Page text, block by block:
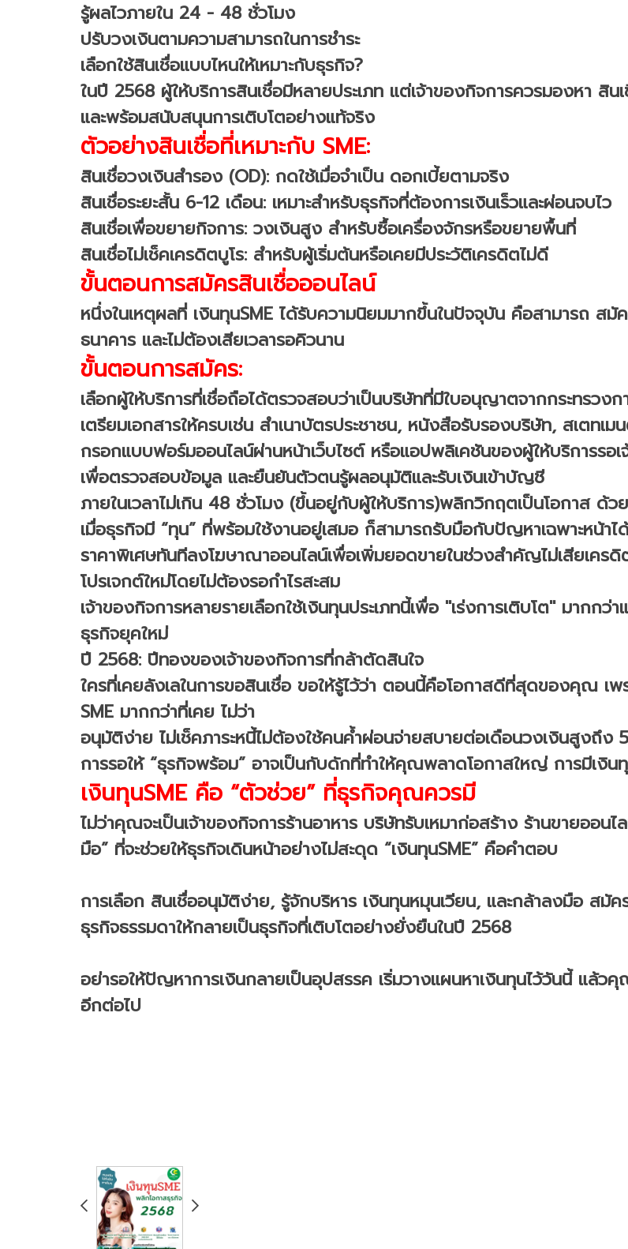
รู้ผลไวภายใน 24 - 48 ชั่วโมง
ปรับวงเงินตามความสามารถในการชำระ
เลือกใช้สินเชื่อแบบไหนให้เหมาะกับธุรกิจ?
ในปี 2568 ผู้ให้บริการสินเชื่อมีหลายประเภท แต่เจ้าของกิจการควรมองหา สิ
และพร้อมสนับสนุนการเติบโตอย่างแท้จริง
ตัวอย่างสินเชื่อที่เหมาะกับ SME:
สินเชื่อวงเงินสำรอง (OD): กดใช้เมื่อจำเป็น ดอกเบี้ยตามจริง
สินเชื่อระยะสั้น 6-12 เดือน: เหมาะสำหรับธุรกิจที่ต้องการเงินเร็วและผ่อนจบไว
สินเชื่อเพื่อขยายกิจการ: วงเงินสูง สำหรับซื้อเครื่องจักรหรือขยายพื้นที่
สินเชื่อไม่เช็คเครดิตบูโร: สำหรับผู้เริ่มต้นหรือเคยมีประวัติเครดิตไม่ดี
ขั้นตอนการสมัครสินเชื่อออนไลน์
หนึ่งในเหตุผลที่ เงินทุนSME ได้รับความนิยมมากขึ้นในปัจจุบัน คือสามารถ สมั
ธนาคาร และไม่ต้องเสียเวลารอคิวนาน
ขั้นตอนการสมัคร:
เลือกผู้ให้บริการที่เชื่อถือได้ตรวจสอบว่าเป็นบริษัทที่มีใบอนุญาตจากกระทรวง
เตรียมเอกสารให้ครบเช่น สำเนาบัตรประชาชน, หนังสือรับรองบริษัท, สเตทเ
กรอกแบบฟอร์มออนไลน์ผ่านหน้าเว็บไซต์ หรือแอปพลิเคชันของผู้ให้บริการรอ
เพื่อตรวจสอบข้อมูล และยืนยันตัวตนรู้ผลอนุมัติและรับเงินเข้าบัญชี
ภายในเวลาไม่เกิน 48 ชั่วโมง (ขึ้นอยู่กับผู้ให้บริการ)พลิกวิกฤตเป็นโอกาส ด้ว
เมื่อธุรกิจมี “ทุน” ที่พร้อมใช้งานอยู่เสมอ ก็สามารถรับมือกับปัญหาเฉพาะหน้
ราคาพิเศษทันทีลงโฆษาณาออนไลน์เพื่อเพิ่มยอดขายในช่วงสำคัญไม่เสียเครดิ
โปรเจกต์ใหม่โดยไม่ต้องรอกำไรสะสม
เจ้าของกิจการหลายรายเลือกใช้เงินทุนประเภทนี้เพื่อ "เร่งการเติบโต" มากก
ธุรกิจยุคใหม่
ปี 2568: ปีทองของเจ้าของกิจการที่กล้าตัดสินใจ
ใครที่เคยลังเลในการขอสินเชื่อ ขอให้รู้ไว้ว่า ตอนนี้คือโอกาสดีที่สุดของคุณ เ
SME มากกว่าที่เคย ไม่ว่า
อนุมัติง่าย ไม่เช็คภาระหนี้ไม่ต้องใช้คนค้ำผ่อนจ่ายสบายต่อเดือนวงเงินสูงถึง
การรอให้ “ธุรกิจพร้อม” อาจเป็นกับดักที่ทำให้คุณพลาดโอกาสใหญ่ การมีเงิน
เงินทุนSME คือ “ตัวช่วย” ที่ธุรกิจคุณควรมี
ไม่ว่าคุณจะเป็นเจ้าของกิจการร้านอาหาร บริษัทรับเหมาก่อสร้าง ร้านขายออ
มือ” ที่จะช่วยให้ธุรกิจเดินหน้าอย่างไม่สะดุด “เงินทุนSME” คือคำตอบ
การเลือก สินเชื่ออนุมัติง่าย, รู้จักบริหาร เงินทุนหมุนเวียน, และกล้าลงมือ สมั
ธุรกิจธรรมดาให้กลายเป็นธุรกิจที่เติบโตอย่างยั่งยืนในปี 2568
อย่ารอให้ปัญหาการเงินกลายเป็นอุปสรรค เริ่มวางแผนหาเงินทุนไว้วันนี้ แล้วคุ
อีกต่อไป